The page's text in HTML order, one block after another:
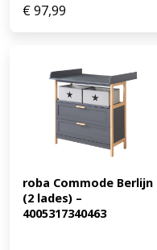
€97,99
roba Commode Berlijn
(2 lades) –
4005317340463